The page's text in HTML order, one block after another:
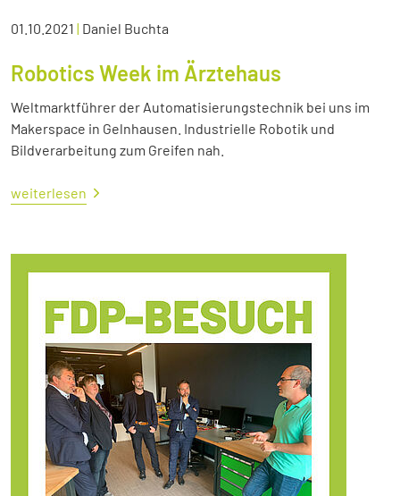
01.10.2021 | Daniel Buchta
Robotics Week im Ärztehaus
Weltmarktführer der Automatisierungstechnik bei uns im
Makerspace in Gelnhausen. Industrielle Robotik und
Bildverarbeitung zum Greifen nah.
weiterlesen